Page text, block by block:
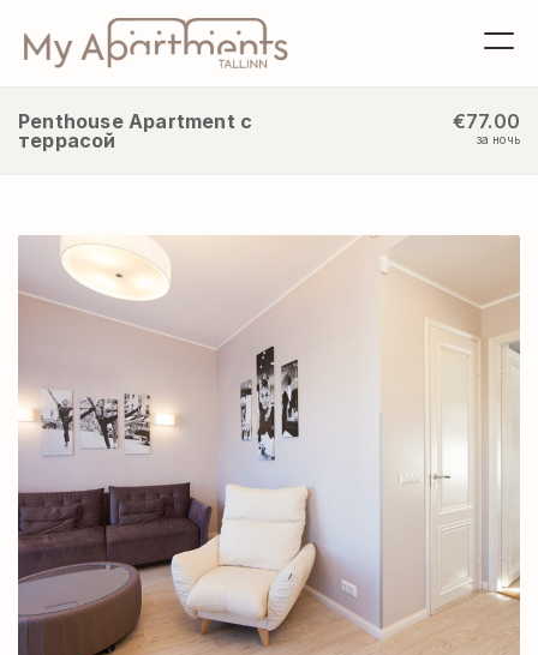
Penthouse Apartment с
террасой
€77.00
за ночь